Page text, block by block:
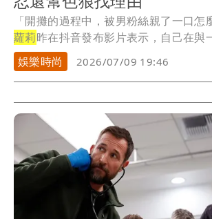
「開攤的過程中，被男粉絲親了一口怎
蘿莉昨在抖音發布影片表示，自己在與
學生...
娛樂時尚 2026/07/09 19:46